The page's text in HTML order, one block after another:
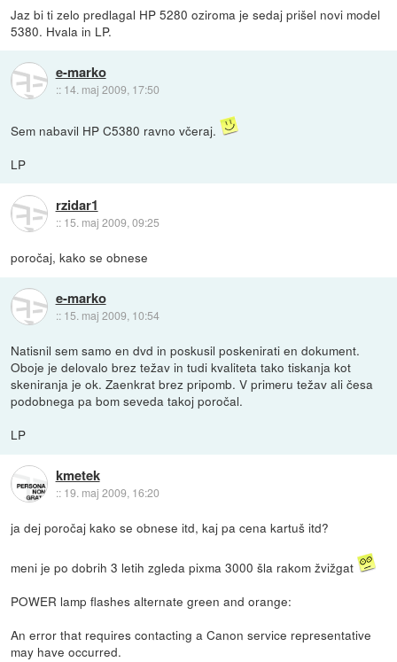
Jaz bi ti zelo predlagal HP 5280 oziroma je sedaj prišel novi model
5380. Hvala in LP.
e-marko
:: 14. maj 2009, 17:50
Sem nabavil HP C5380 ravno včeraj.
LP
rzidar1
:: 15. maj 2009, 09:25
poročaj, kako se obnese
e-marko
:: 15. maj 2009, 10:54
Natisnil sem samo en dvd in poskusil poskenirati en dokument.
Oboje je delovalo brez težav in tudi kvaliteta tako tiskanja kot
skeniranja je ok. Zaenkrat brez pripomb. V primeru težav ali česa
podobnega pa bom seveda takoj poročal.
LP
kmetek
:: 19. maj 2009, 16:20
ja dej poročaj kako se obnese itd, kaj pa cena kartuš itd?
meni je po dobrih 3 letih zgleda pixma 3000 šla rakom žvižgat
POWER lamp flashes alternate green and orange:
An error that requires contacting a Canon service representative
may have occurred.